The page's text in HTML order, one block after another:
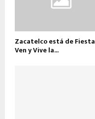
Zacatelco está de Fiesta
Ven y Vive la...